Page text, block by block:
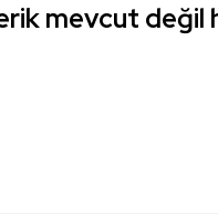
mevcut değil